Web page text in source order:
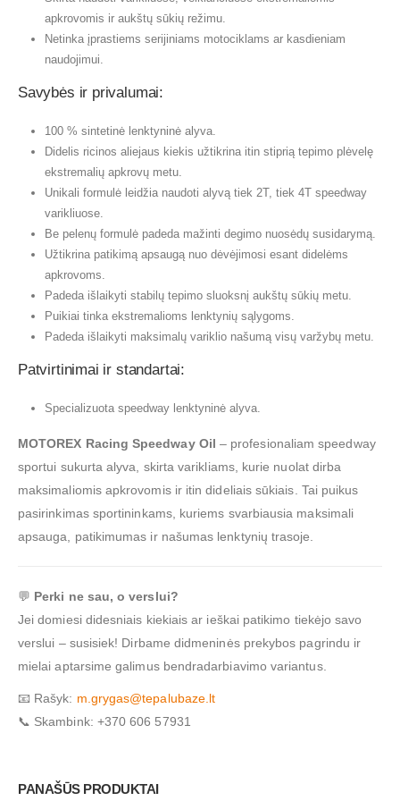
apkrovomis ir aukštų sūkių režimu.
Netinka įprastiems serijiniams motociklams ar kasdieniam
naudojimui.
Savybės ir privalumai:
100 % sintetinė lenktyninė alyva.
Didelis ricinos aliejaus kiekis užtikrina itin stiprią tepimo plėvelę
ekstremalių apkrovų metu.
Unikali formulė leidžia naudoti alyvą tiek 2T, tiek 4T speedway
varikliuose.
Be pelenų formulė padeda mažinti degimo nuosėdų susidarymą.
Užtikrina patikimą apsaugą nuo dėvėjimosi esant didelėms
apkrovoms.
Padeda išlaikyti stabilų tepimo sluoksnį aukštų sūkių metu.
Puikiai tinka ekstremalioms lenktynių sąlygoms.
Padeda išlaikyti maksimalų variklio našumą visų varžybų metu.
Patvirtinimai ir standartai:
Specializuota speedway lenktyninė alyva.
MOTOREX Racing Speedway Oil – profesionaliam speedway
sportui sukurta alyva, skirta varikliams, kurie nuolat dirba
maksimaliomis apkrovomis ir itin dideliais sūkiais. Tai puikus
pasirinkimas sportininkams, kuriems svarbiausia maksimali
apsauga, patikimumas ir našumas lenktynių trasoje.
💬 Perki ne sau, o verslui?
Jei domiesi didesniais kiekiais ar ieškai patikimo tiekėjo savo
verslui – susisiek! Dirbame didmeninės prekybos pagrindu ir
mielai aptarsime galimus bendradarbiavimo variantus.
📧 Rašyk: m.grygas@tepalubaze.lt
📞 Skambink: +370 606 57931
PANAŠŪS PRODUKTAI